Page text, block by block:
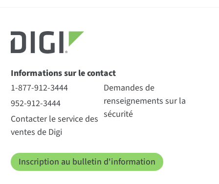
Informations sur le contact
1-877-912-3444
952-912-3444
Contacter le service des
ventes de Digi
Demandes de
renseignements sur la
sécurité
Inscription au bulletin d'information